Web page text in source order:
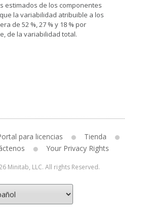
estimados de los componentes
la variabilidad atribuible a los
de 52 %, 27 % y 18 % por
de la variabilidad total.
para licencias
Tienda
Your Privacy Rights
Minitab, LLC. All rights Reserved.